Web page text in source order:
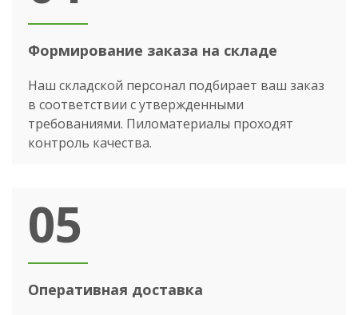
Формирование заказа на складе
Наш складской персонал подбирает ваш заказ
в соответствии с утвержденными
требованиями. Пиломатериалы проходят
контроль качества.
05
Оперативная доставка